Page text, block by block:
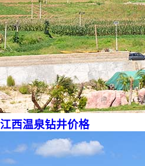
江西温泉钻井价格